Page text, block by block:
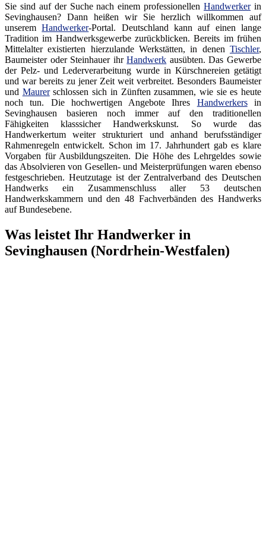
Sie sind auf der Suche nach einem professionellenHandwerkerin
Sevinghausen? Dann heißen wir Sie herzlich willkommen auf
unseremHandwerker-Portal. Deutschland kann auf einen lange
Tradition im Handwerksgewerbe zurückblicken. Bereits im frühen
Mittelalter existierten hierzulande Werkstätten, in denen Tischler,
Baumeister oder Steinhauer ihrHandwerk ausübten. Das Gewerbe
der Pelz- und Lederverarbeitung wurde in Kürschnereien getätigt
und war bereits zu jener Zeit weit verbreitet. Besonders Baumeister
und Maurerschlossen sich in Zünften zusammen, wie sie es heute
noch tun. Die hochwertigen Angebote Ihres Handwerkersin
Sevinghausen basieren noch immer auf den traditionellen
Fähigkeiten klasssicher Handwerkskunst. So wurde das
Handwerkertum weiter strukturiert und anhand berufsständiger
Rahmenregeln entwickelt. Schon im 17. Jahrhundert gab es klare
Vorgaben für Ausbildungszeiten. Die Höhe des Lehrgeldes sowie
das Absolvieren von Gesellen- und Meisterprüfungen waren ebenso
festgeschrieben. Heutzutage ist der Zentralverband des Deutschen
Handwerks ein Zusammenschluss aller 53 deutschen
Handwerkskammern und den 48 Fachverbänden des Handwerks
auf Bundesebene.
Was leistet Ihr Handwerker in
Sevinghausen (Nordrhein-Westfalen)